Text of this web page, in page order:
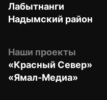
Лабытнанги
Надымский район
Наши проекты
«Красный Север»
«Ямал-Медиа»